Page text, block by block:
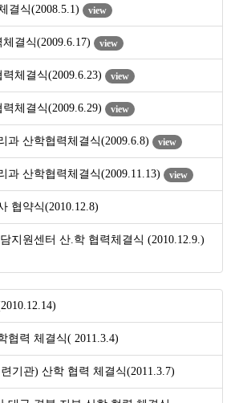
결식(2008.5.1) view
결식(2009.6.17) view
체결식(2009.6.23) view
체결식(2009.6.29) view
과 산학협력체결식(2009.6.8) view
과 산학협력체결식(2009.11.13) view
협약식(2010.12.8)
지원센터 산.학 협력체결식 (2010.12.9.)
협력 체결식( 2011.3.4)
기관) 산학 협력 체결식(2011.3.7)